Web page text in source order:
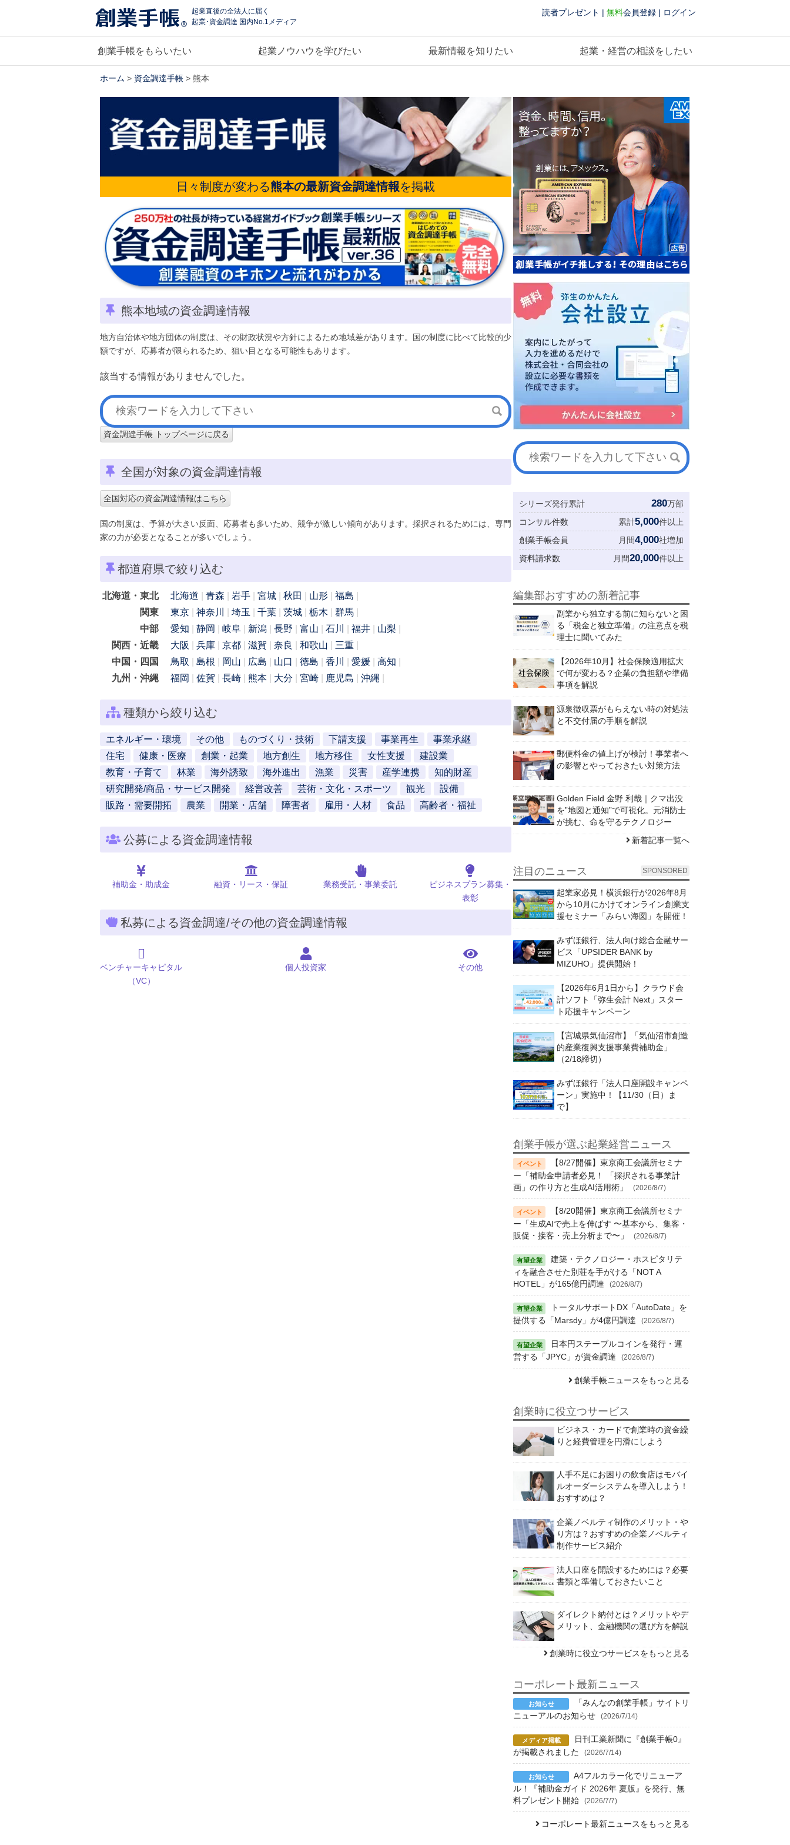
起業直後の全法人に届く
起業･資金調達 国内No.1メディア
読者プレゼント | 無料会員登録 | ログイン
創業手帳をもらいたい 起業ノウハウを学びたい 最新情報を知りたい 起業・経営の相談をしたい
ホーム > 資金調達手帳 > 熊本
日々制度が変わる熊本の最新資金調達情報を掲載
熊本地域の資金調達情報
地方自治体や地方団体の制度は、その財政状況や方針によるため地域差があります。国の制度に比べて比較的少
額ですが、応募者が限られるため、狙い目となる可能性もあります。
該当する情報がありませんでした。
資金調達手帳 トップページに戻る
全国が対象の資金調達情報
全国対応の資金調達情報はこちら
国の制度は、予算が大きい反面、応募者も多いため、競争が激しい傾向があります。採択されるためには、専門
家の力が必要となることが多いでしょう。
都道府県で絞り込む
北海道・東北 北海道 青森 岩手 宮城 秋田 山形
福島
関東
東京 神奈川 埼玉 千葉 茨城 栃木
群馬
中部
愛知 静岡 岐阜 新潟 長野 富山 石川 福井
山梨
関西・近畿
大阪 兵庫 京都 滋賀 奈良 和歌山
三重
中国・四国
鳥取 島根 岡山 広島 山口 徳島 香川 愛媛
高知
九州・沖縄
福岡 佐賀 長崎 熊本 大分 宮崎 鹿児島 沖縄
種類から絞り込む
エネルギー・環境 その他 ものづくり・技術 下請支援 事業再生
事業承継
住宅
健康・医療 創業・起業 地方創生 地方移住 女性支援
建設業
教育・子育て
林業 海外誘致 海外進出 漁業 災害 産学連携
知的財産
研究開発/商品・サービス開発
経営改善 芸術・文化・スポーツ 観光
設備
販路・需要開拓
農業 開業・店舗 障害者 雇用・人材 食品 高齢者・福祉
公募による資金調達情報
補助金・助成金 融資・リース・保証 業務受託・事業委託
ビジネスプラン募集・
表彰
私募による資金調達/その他の資金調達情報
ベンチャーキャピタル
（VC）
個人投資家 その他
シリーズ発行累計 280万部
コンサル件数
累計5,000件以上
創業手帳会員
月間4,000社増加
資料請求数
月間20,000件以上
編集部おすすめの新着記事
副業から独立する前に知らないと困
る「税金と独立準備」の注意点を税
理士に聞いてみた
【2026年10月】社会保険適用拡大
で何が変わる？企業の負担額や準備
事項を解説
源泉徴収票がもらえない時の対処法
と不交付届の手順を解説
郵便料金の値上げが検討！事業者へ
の影響とやっておきたい対策方法
Golden Field 金野 利哉｜クマ出没
を”地図と通知”で可視化。元消防士
が挑む、命を守るテクノロジー
新着記事一覧へ
注目のニュース SPONSORED
起業家必見！横浜銀行が2026年8月
から10月にかけてオンライン創業支
援セミナー「みらい海図」を開催！
みずほ銀行、法人向け総合金融サー
ビス「UPSIDER BANK by
MIZUHO」提供開始！
【2026年6月1日から】クラウド会
計ソフト「弥生会計 Next」スター
ト応援キャンペーン
【宮城県気仙沼市】「気仙沼市創造
的産業復興支援事業費補助金」
（2/18締切）
みずほ銀行「法人口座開設キャンペ
ーン」実施中！【11/30（日）ま
で】
創業手帳が選ぶ起業経営ニュース
【8/27開催】東京商工会議所セミナ
ー「補助金申請者必見！ 「採択される事業計
画」の作り方と生成AI活用術」
(2026/8/7)
【8/20開催】東京商工会議所セミナ
ー「生成AIで売上を伸ばす 〜基本から、集客・
販促・接客・売上分析まで〜」
(2026/8/7)
建築・テクノロジー・ホスピタリテ
ィを融合させた別荘を手がける「NOT A
HOTEL」が165億円調達
(2026/8/7)
トータルサポートDX「AutoDate」を
提供する「Marsdy」が4億円調達
(2026/8/7)
日本円ステーブルコインを発行・運
営する「JPYC」が資金調達
(2026/8/7)
創業手帳ニュースをもっと見る
創業時に役立つサービス
ビジネス・カードで創業時の資金繰
りと経費管理を円滑にしよう
人手不足にお困りの飲食店はモバイ
ルオーダーシステムを導入しよう！
おすすめは？
企業ノベルティ制作のメリット・や
り方は？おすすめの企業ノベルティ
制作サービス紹介
法人口座を開設するためには？必要
書類と準備しておきたいこと
ダイレクト納付とは？メリットやデ
メリット、金融機関の選び方を解説
創業時に役立つサービスをもっと見る
コーポレート最新ニュース
「みんなの創業手帳」サイトリ
ニューアルのお知らせ
(2026/7/14)
日刊工業新聞に『創業手帳0』
が掲載されました
(2026/7/14)
A4フルカラー化でリニューア
ル！『補助金ガイド 2026年 夏版』を発行、無
料プレゼント開始
(2026/7/7)
コーポレート最新ニュースをもっと見る